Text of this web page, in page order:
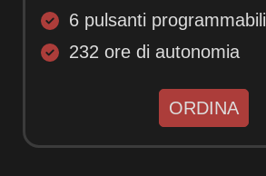
6 pulsanti programmabili
232 ore di autonomia
ORDINA